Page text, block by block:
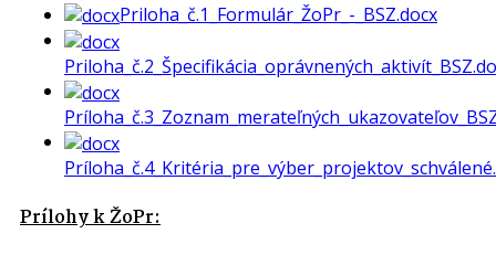
Priloha_č.1_Formulár_ŽoPr_-_BSZ.docx
Prílohy k ŽoPr: